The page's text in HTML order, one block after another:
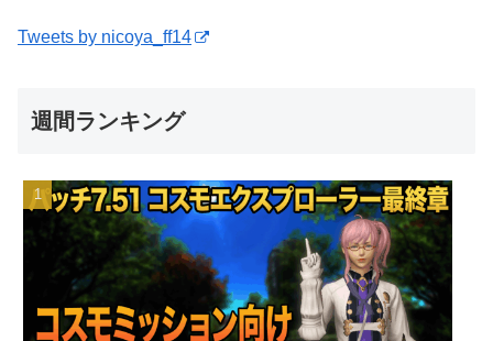
Tweets by nicoya_ff14
週間ランキング